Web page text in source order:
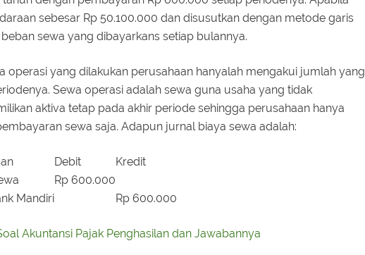
sebesar Rp 50.100.000 dan disusutkan dengan metode garis
sewa yang dibayarkans setiap bulannya.
operasi yang dilakukan perusahaan hanyalah mengakui jumlah yang
Sewa operasi adalah sewa guna usaha yang tidak
aktiva tetap pada akhir periode sehingga perusahaan hanya
sewa saja. Adapun jurnal biaya sewa adalah:
Debit
Kredit
Rp 600.000
Mandiri
Rp 600.000
Akuntansi Pajak Penghasilan dan Jawabannya